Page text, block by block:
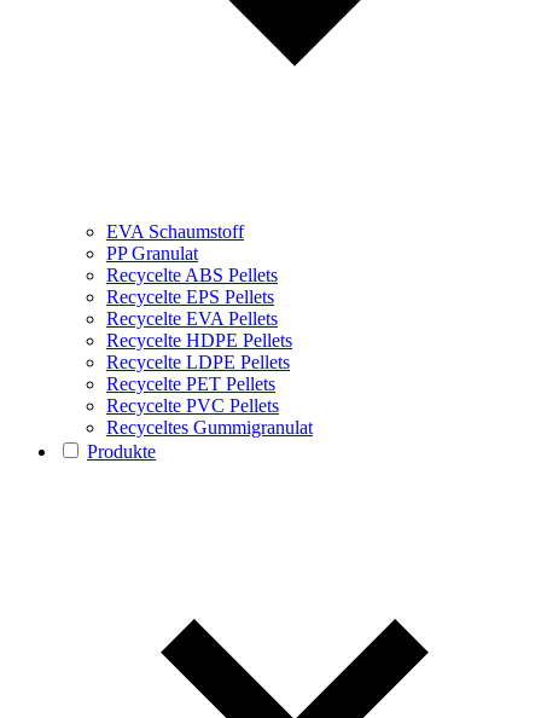
EVA Schaumstoff
PP Granulat
Recycelte ABS Pellets
Recycelte EPS Pellets
Recycelte EVA Pellets
Recycelte HDPE Pellets
Recycelte LDPE Pellets
Recycelte PET Pellets
Recycelte PVC Pellets
Recyceltes Gummigranulat
Produkte